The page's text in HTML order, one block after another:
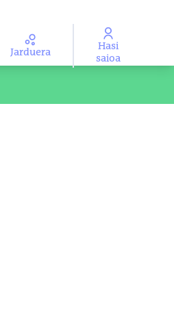
Jarduera
Hasi
saioa